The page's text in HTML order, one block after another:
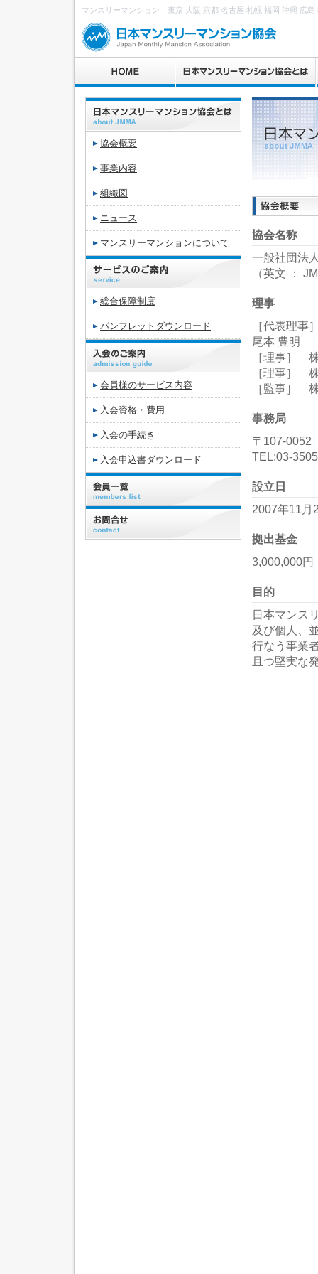
マンスリーマンション 東京 大阪 京都 名古屋 札幌 福岡 沖縄 広島
協会概要
事業内容
組織図
ニュース
マンスリーマンションについて
総合保障制度
パンフレットダウンロード
会員様のサービス内容
入会資格・費用
入会の手続き
入会申込書ダウンロード
協会名称
一般社団法
（英文 ：
理事
［代表理
尾本 豊明
［理事］
［理事］
［監事］
事務局
〒107-
TEL:03-
設立日
2007年11月
拠出基金
3,000,000円
目的
日本マンス
及び個人、
行なう事業
且つ堅実な